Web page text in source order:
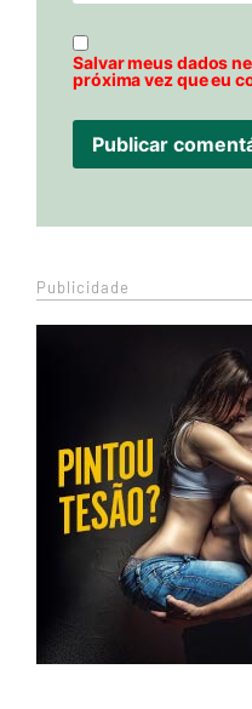
Salvar meus dados
próxima vez que eu
Publicidade